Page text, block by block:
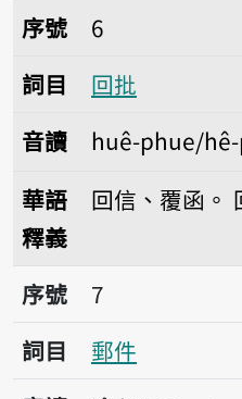
序號6回批
序號
6
詞目
回批
音讀
huê-phue/
華語
釋義
回信、覆函。
序號7郵件
序號
7
詞目
郵件